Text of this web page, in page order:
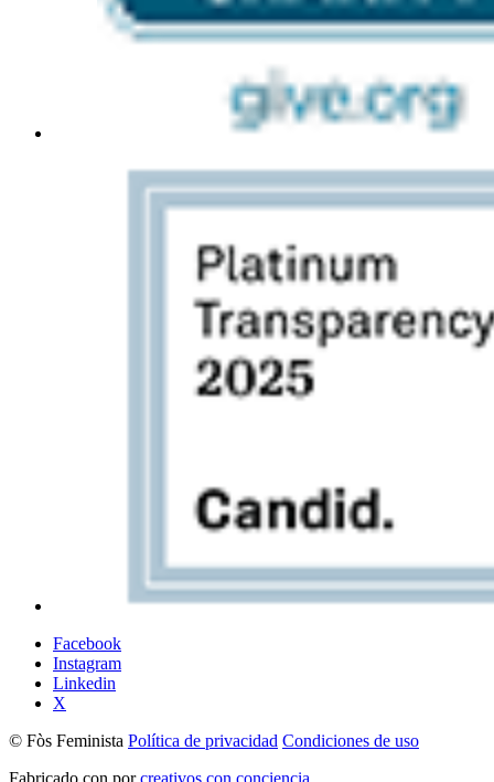
Facebook
Instagram
Linkedin
X
© Fòs Feminista Política de privacidad Condiciones de uso